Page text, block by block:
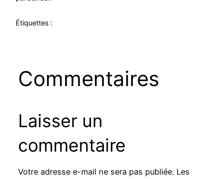
Étiquettes :
Commentaires
Laisser un
commentaire
Votre adresse e-mail ne sera pas publiée. Les